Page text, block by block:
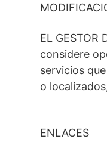
EL
considere
servicios
o
ENLACES